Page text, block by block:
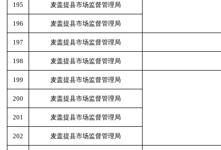
195 麦盖提县市场监督管理局
196 麦盖提县市场监督管理局
197 麦盖提县市场监督管理局
198 麦盖提县市场监督管理局
199 麦盖提县市场监督管理局
200 麦盖提县市场监督管理局
201 麦盖提县市场监督管理局
202 麦盖提县市场监督管理局